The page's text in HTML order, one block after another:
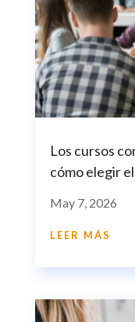
Los cursos
cómo elegir
May 7, 2026
LEER MÁS